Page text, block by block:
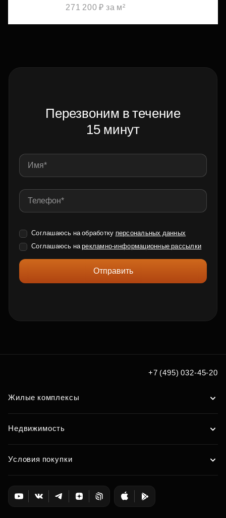
271 200 ₽ за м²
Перезвоним в течение
15 минут
Соглашаюсь на обработку персональных данных
Соглашаюсь нарекламно-информационные рассылки
Отправить
+7 (495) 032-45-20
Жилые комплексы
Недвижимость
Условия покупки